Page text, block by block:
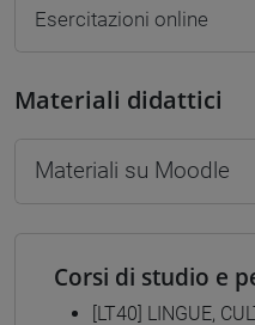
Esercitazioni online
Materiali didattici
Materiali su Moodle
Corsi di studio e
[LT40] LINGUE,